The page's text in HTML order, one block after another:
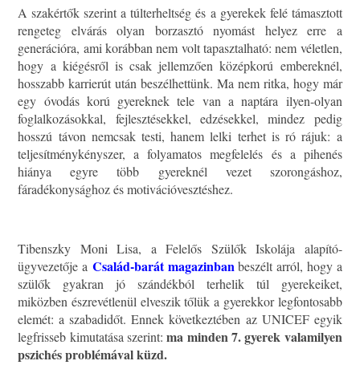
A szakértők szerint a túlterheltség és a gyerekek felé támasztott
rengeteg elvárás olyan borzasztó nyomást helyez erre a
generációra, ami korábban nem volt tapasztalható: nem véletlen,
hogy a kiégésről is csak jellemzően középkorú embereknél,
hosszabb karrierút után beszélhettünk. Ma nem ritka, hogy már
egy óvodás korú gyereknek tele van a naptára ilyen-olyan
foglalkozásokkal, fejlesztésekkel, edzésekkel, mindez pedig
hosszú távon nemcsak testi, hanem lelki terhet is ró rájuk: a
teljesítménykényszer, a folyamatos megfelelés és a pihenés
hiánya egyre több gyereknél vezet szorongáshoz,
fáradékonysághoz és motivációvesztéshez.
Tibenszky Moni Lisa, a Felelős Szülők Iskolája alapító-
ügyvezetője a Család-barát magazinbanbeszélt arról, hogy a
szülők gyakran jó szándékból terhelik túl gyerekeiket,
miközben észrevétlenül elveszik tőlük a gyerekkor legfontosabb
elemét: a szabadidőt. Ennek következtében az UNICEF egyik
legfrisseb kimutatása szerint:ma minden 7. gyerek valamilyen
pszichés problémával küzd.